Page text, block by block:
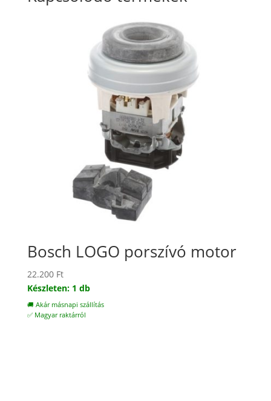
Bosch LOGO porszívó motor
22.200 Ft
Készleten: 1 db
🚚 Akár másnapi szállítás
✅ Magyar raktárról